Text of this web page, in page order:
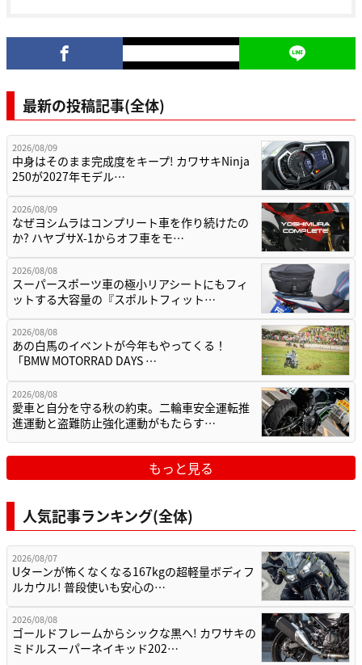
最新の投稿記事(全体)
2026/08/09
中身はそのまま完成度をキープ! カワサキNinja
250が2027年モデル…
2026/08/09
なぜヨシムラはコンプリート車を作り続けたの
か? ハヤブサX-1からオフ車をモ…
2026/08/08
スーパースポーツ車の極小リアシートにもフィ
ットする大容量の『スポルトフィット…
2026/08/08
あの白馬のイベントが今年もやってくる！
「BMW MOTORRAD DAYS …
2026/08/08
愛車と自分を守る秋の約束。二輪車安全運転推
進運動と盗難防止強化運動がもたらす…
もっと見る
人気記事ランキング(全体)
2026/08/07
Uターンが怖くなくなる167kgの超軽量ボディフ
ルカウル! 普段使いも安心の…
2026/08/08
ゴールドフレームからシックな黒へ! カワサキの
ミドルスーパーネイキッド202…